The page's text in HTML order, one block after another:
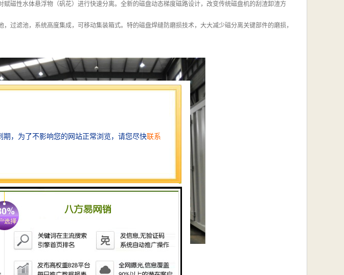
磁性水体悬浮物（矾花）进行快速分离。全新的磁盘动态梯度磁路设计，改变传统磁盘机的刮渣卸渣方
过滤池，系统高度集成，可移动集装箱式。特的磁盘焊缝防磨损技术，大大减少磁分离关键部件的磨损，